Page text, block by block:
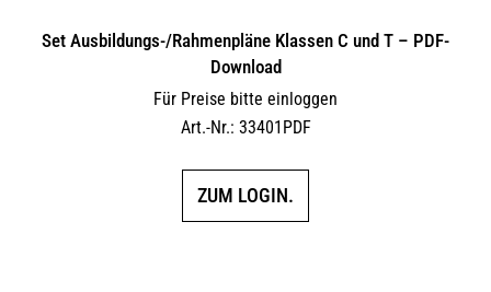
Set Ausbildungs-/Rahmenpläne Klassen C und T – PDF-
Download
Für Preise bitte einloggen
Art.-Nr.: 33401PDF
ZUM LOGIN.